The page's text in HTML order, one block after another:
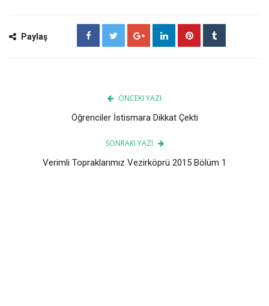
Paylaş
ÖNCEKI YAZI
Öğrenciler İstismara Dikkat Çekti
SONRAKI YAZI
Verimli Topraklarımız Vezirköprü 2015 Bölüm 1